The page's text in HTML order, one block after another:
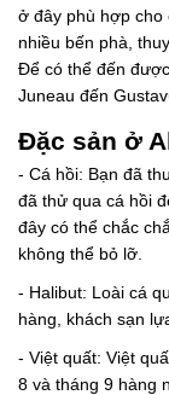
ở đây phù hợp cho
nhiều bến phà,
Để có thể đến
Juneau đến
Đặc sản ở
- Cá hồi: Bạn đã
đã thử qua cá hồi
đây có thể chắc
không thể bỏ lỡ.
- Halibut: Loài cá
hàng, khách sạn
- Việt quất: Việt
8 và tháng 9 hàng